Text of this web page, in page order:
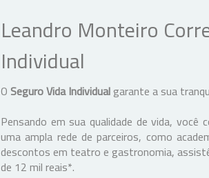
Leandro Monteiro
Individual
O Seguro Vida Individualgarante a sua
Pensando em sua qualidade de vida,
uma ampla rede de parceiros, como
descontos em teatro e gastronomia,
de 12 mil reais*.